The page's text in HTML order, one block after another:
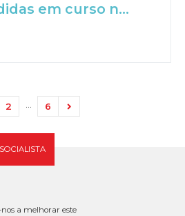
em curso n...
2 6
a melhorar este